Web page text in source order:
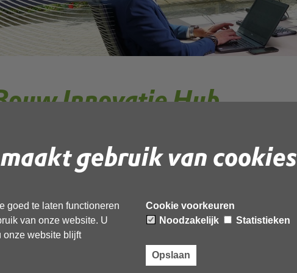
gebruik van cookies
goed te laten functioneren
van onze website. U
onze website blijft
Cookie voorkeuren
Noodzakelijk
Statistieken
Opslaan
Innovatie Hub
structuur bij.